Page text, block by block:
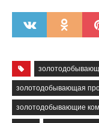
золотодобывающая
золотодобывающие